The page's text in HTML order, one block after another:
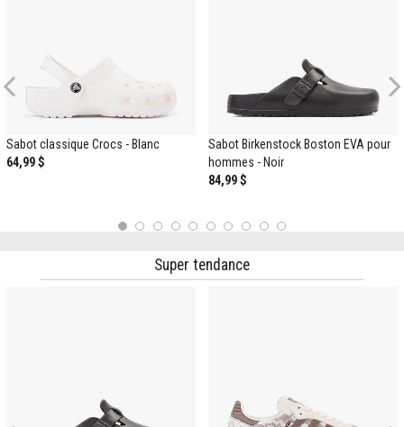
Previous
Sabot classique Crocs - Blanc
64,99 $
Sabot Birkenstock Boston EVA pour
hommes - Noir
84,99 $
Super tendance